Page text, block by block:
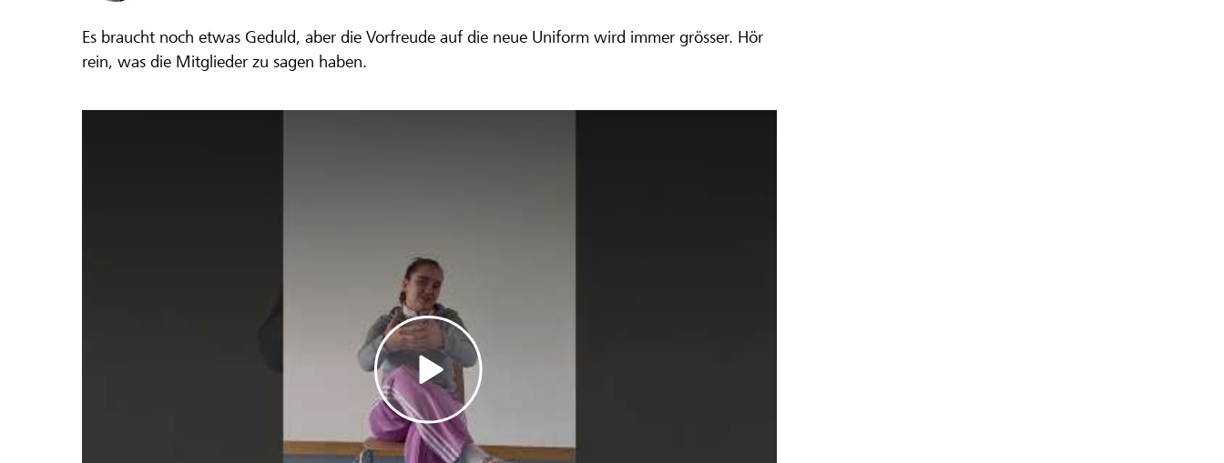
Es braucht noch etwas Geduld, aber die Vorfreude auf die neue Uniform wird immer grösser. Hör
rein, was die Mitglieder zu sagen haben.